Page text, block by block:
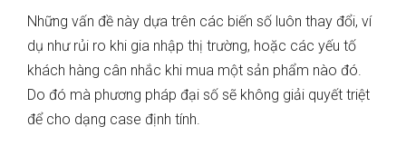
Những vấn đề này dựa trên các biến số luôn thay đổi, ví
dụ như rủi ro khi gia nhập thị trường, hoặc các yếu tố
khách hàng cân nhắc khi mua một sản phẩm nào đó.
Do đó mà phương pháp đại số sẽ không giải quyết triệt
để cho dạng case định tính.